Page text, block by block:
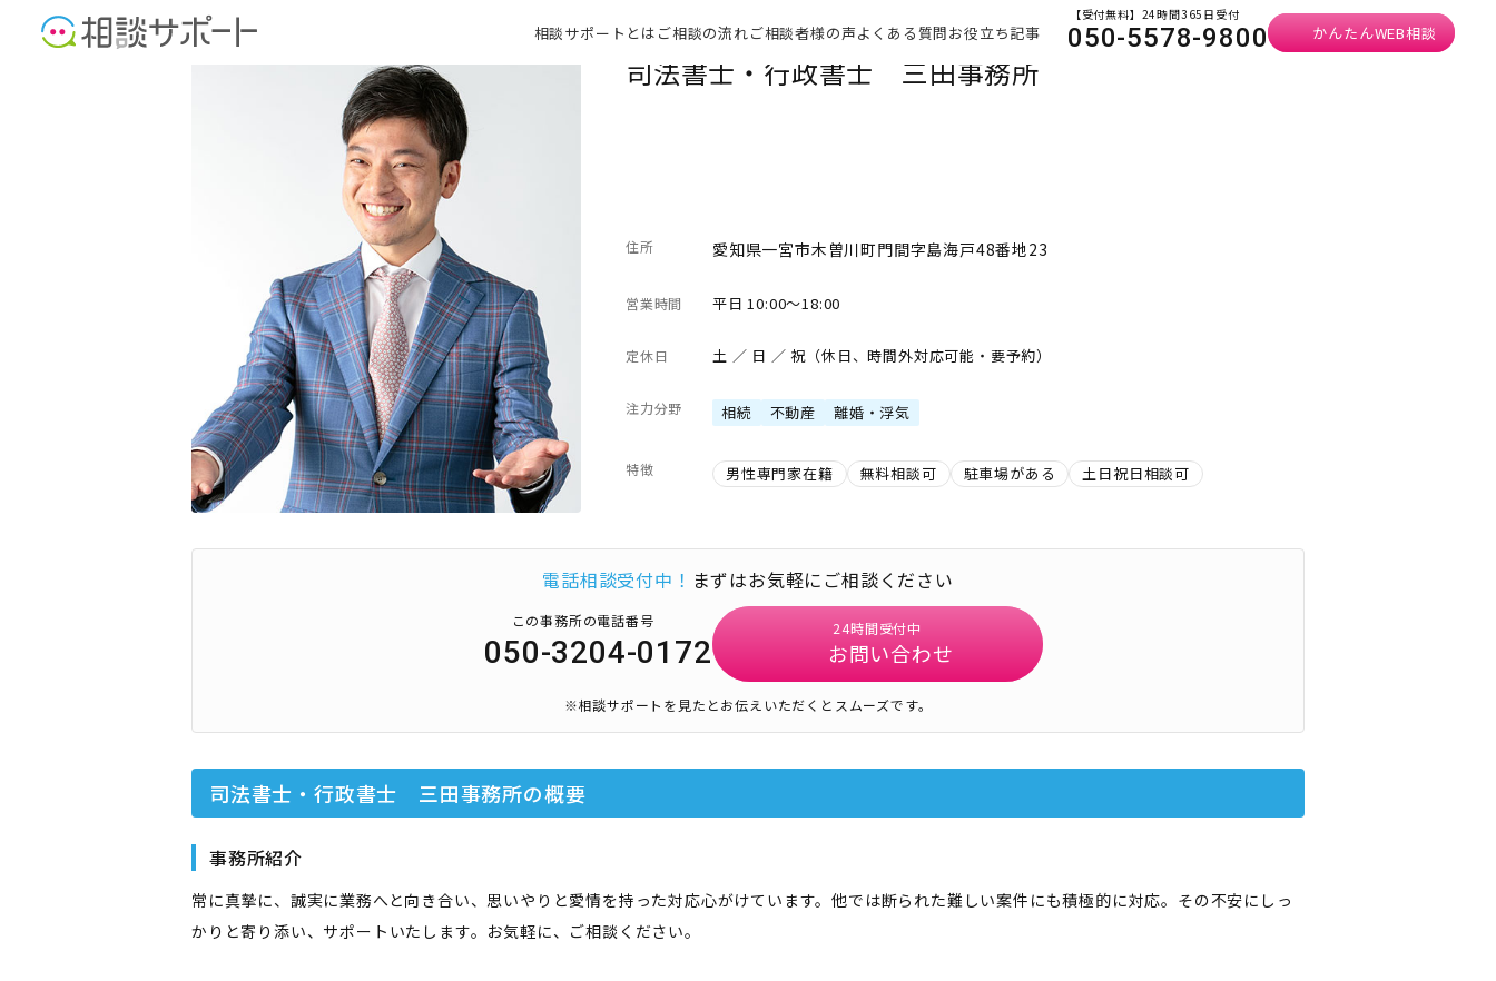
相談サポートとは ご相談の流れご相談者様の声よくある質問お役立ち記事
【受付無料】24時間365日受付
050-5578-9800 かんたんWEB相談
司法書士
司法書士・行政書士 三田事務所
住所 愛知県一宮市木曽川町門間字島海戸48番地23
営業時間 平日 10:00～18:00
定休日 土 ／ 日 ／ 祝（休日、時間外対応可能・要予約）
注力分野 相続 不動産 離婚・浮気
特徴 男性専門家在籍 無料相談可 駐車場がある 土日祝日相談可
電話相談受付中！ まずはお気軽にご相談ください
この事務所の電話番号
050-3204-0172
24時間受付中
お問い合わせ
※相談サポートを見たとお伝えいただくとスムーズです。
司法書士・行政書士 三田事務所の概要
事務所紹介
常に真摯に、誠実に業務へと向き合い、思いやりと愛情を持った対応心がけています。他では断られた難しい案件にも積極的に対応。その不安にしっ
かりと寄り添い、サポートいたします。お気軽に、ご相談ください。